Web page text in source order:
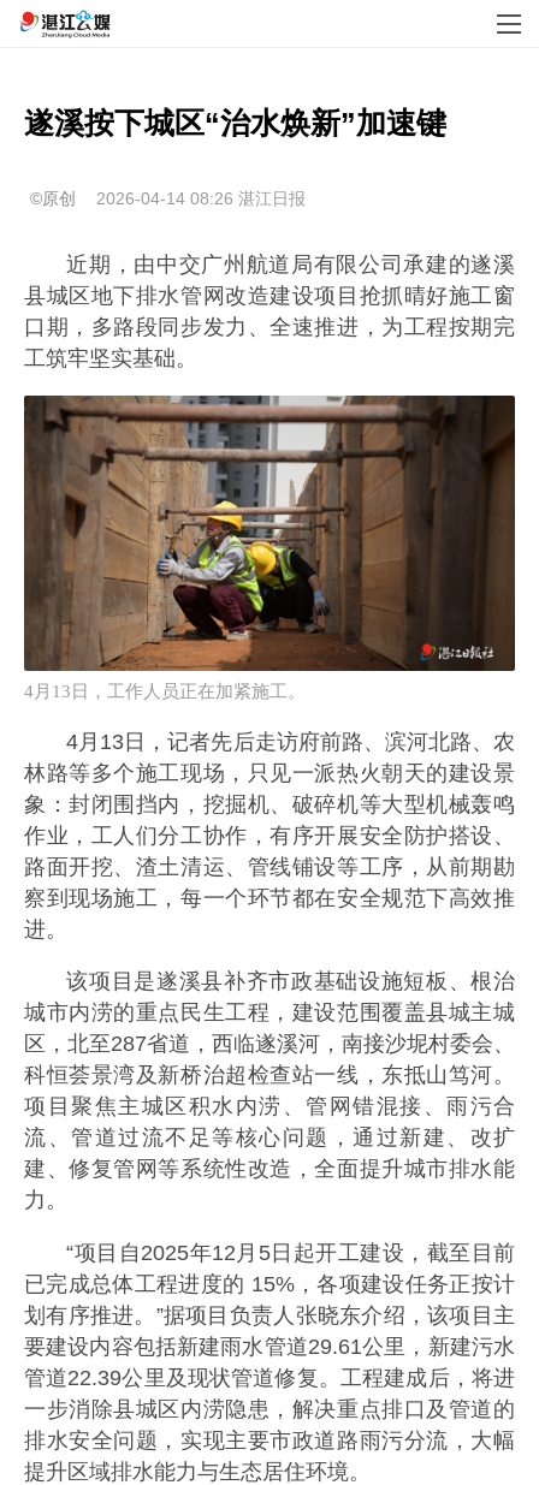
遂溪按下城区“治水焕新”加速键
©原创 2026-04-14 08:26 湛江日报
近期，由中交广州航道局有限公司承建的遂溪
县城区地下排水管网改造建设项目抢抓晴好施工窗
口期，多路段同步发力、全速推进，为工程按期完
工筑牢坚实基础。
4月13日，工作人员正在加紧施工。
4月13日，记者先后走访府前路、滨河北路、农
林路等多个施工现场，只见一派热火朝天的建设景
象：封闭围挡内，挖掘机、破碎机等大型机械轰鸣
作业，工人们分工协作，有序开展安全防护搭设、
路面开挖、渣土清运、管线铺设等工序，从前期勘
察到现场施工，每一个环节都在安全规范下高效推
进。
该项目是遂溪县补齐市政基础设施短板、根治
城市内涝的重点民生工程，建设范围覆盖县城主城
区，北至287省道，西临遂溪河，南接沙坭村委会、
科恒荟景湾及新桥治超检查站一线，东抵山笃河。
项目聚焦主城区积水内涝、管网错混接、雨污合
流、管道过流不足等核心问题，通过新建、改扩
建、修复管网等系统性改造，全面提升城市排水能
力。
“项目自2025年12月5日起开工建设，截至目前
已完成总体工程进度的 15%，各项建设任务正按计
划有序推进。”据项目负责人张晓东介绍，该项目主
要建设内容包括新建雨水管道29.61公里，新建污水
管道22.39公里及现状管道修复。工程建成后，将进
一步消除县城区内涝隐患，解决重点排口及管道的
排水安全问题，实现主要市政道路雨污分流，大幅
提升区域排水能力与生态居住环境。